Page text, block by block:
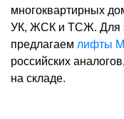
многоквартирных
УК, ЖСК и ТСЖ. Для
предлагаем лифты
российских
на складе.